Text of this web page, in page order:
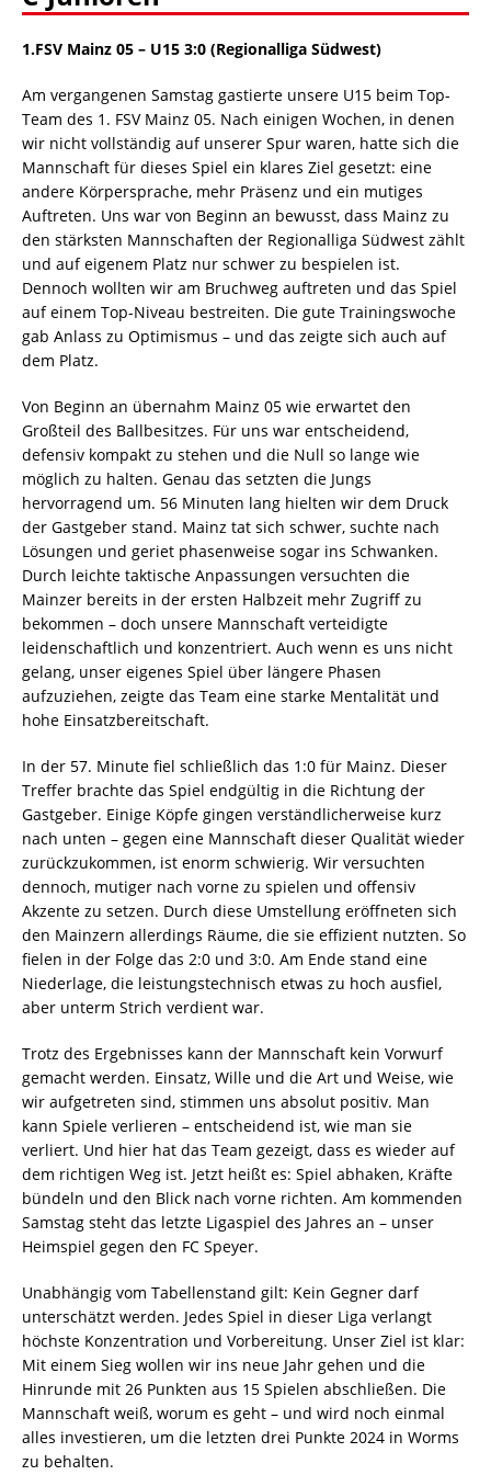
1.FSV Mainz 05 – U15 3:0 (Regionalliga Südwest)
Am vergangenen Samstag gastierte unsere U15 beim Top-
Team des 1. FSV Mainz 05. Nach einigen Wochen, in denen
wir nicht vollständig auf unserer Spur waren, hatte sich die
Mannschaft für dieses Spiel ein klares Ziel gesetzt: eine
andere Körpersprache, mehr Präsenz und ein mutiges
Auftreten. Uns war von Beginn an bewusst, dass Mainz zu
den stärksten Mannschaften der Regionalliga Südwest zählt
und auf eigenem Platz nur schwer zu bespielen ist.
Dennoch wollten wir am Bruchweg auftreten und das Spiel
auf einem Top-Niveau bestreiten. Die gute Trainingswoche
gab Anlass zu Optimismus – und das zeigte sich auch auf
dem Platz.
Von Beginn an übernahm Mainz 05 wie erwartet den
Großteil des Ballbesitzes. Für uns war entscheidend,
defensiv kompakt zu stehen und die Null so lange wie
möglich zu halten. Genau das setzten die Jungs
hervorragend um. 56 Minuten lang hielten wir dem Druck
der Gastgeber stand. Mainz tat sich schwer, suchte nach
Lösungen und geriet phasenweise sogar ins Schwanken.
Durch leichte taktische Anpassungen versuchten die
Mainzer bereits in der ersten Halbzeit mehr Zugriff zu
bekommen – doch unsere Mannschaft verteidigte
leidenschaftlich und konzentriert. Auch wenn es uns nicht
gelang, unser eigenes Spiel über längere Phasen
aufzuziehen, zeigte das Team eine starke Mentalität und
hohe Einsatzbereitschaft.
In der 57. Minute fiel schließlich das 1:0 für Mainz. Dieser
Treffer brachte das Spiel endgültig in die Richtung der
Gastgeber. Einige Köpfe gingen verständlicherweise kurz
nach unten – gegen eine Mannschaft dieser Qualität wieder
zurückzukommen, ist enorm schwierig. Wir versuchten
dennoch, mutiger nach vorne zu spielen und offensiv
Akzente zu setzen. Durch diese Umstellung eröffneten sich
den Mainzern allerdings Räume, die sie effizient nutzten. So
fielen in der Folge das 2:0 und 3:0. Am Ende stand eine
Niederlage, die leistungstechnisch etwas zu hoch ausfiel,
aber unterm Strich verdient war.
Trotz des Ergebnisses kann der Mannschaft kein Vorwurf
gemacht werden. Einsatz, Wille und die Art und Weise, wie
wir aufgetreten sind, stimmen uns absolut positiv. Man
kann Spiele verlieren – entscheidend ist, wie man sie
verliert. Und hier hat das Team gezeigt, dass es wieder auf
dem richtigen Weg ist. Jetzt heißt es: Spiel abhaken, Kräfte
bündeln und den Blick nach vorne richten. Am kommenden
Samstag steht das letzte Ligaspiel des Jahres an – unser
Heimspiel gegen den FC Speyer.
Unabhängig vom Tabellenstand gilt: Kein Gegner darf
unterschätzt werden. Jedes Spiel in dieser Liga verlangt
höchste Konzentration und Vorbereitung. Unser Ziel ist klar:
Mit einem Sieg wollen wir ins neue Jahr gehen und die
Hinrunde mit 26 Punkten aus 15 Spielen abschließen. Die
Mannschaft weiß, worum es geht – und wird noch einmal
alles investieren, um die letzten drei Punkte 2024 in Worms
zu behalten.